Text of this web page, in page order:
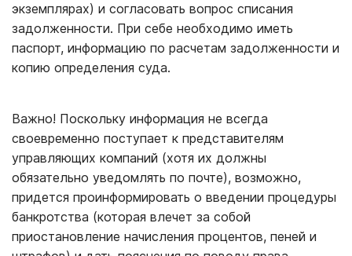
экземплярах) и согласовать вопрос списания
задолженности. При себе необходимо иметь
паспорт, информацию по расчетам задолженности и
копию определения суда.
Важно! Поскольку информация не всегда
своевременно поступает к представителям
управляющих компаний (хотя их должны
обязательно уведомлять по почте), возможно,
придется проинформировать о введении процедуры
банкротства (которая влечет за собой
приостановление начисления процентов, пеней и